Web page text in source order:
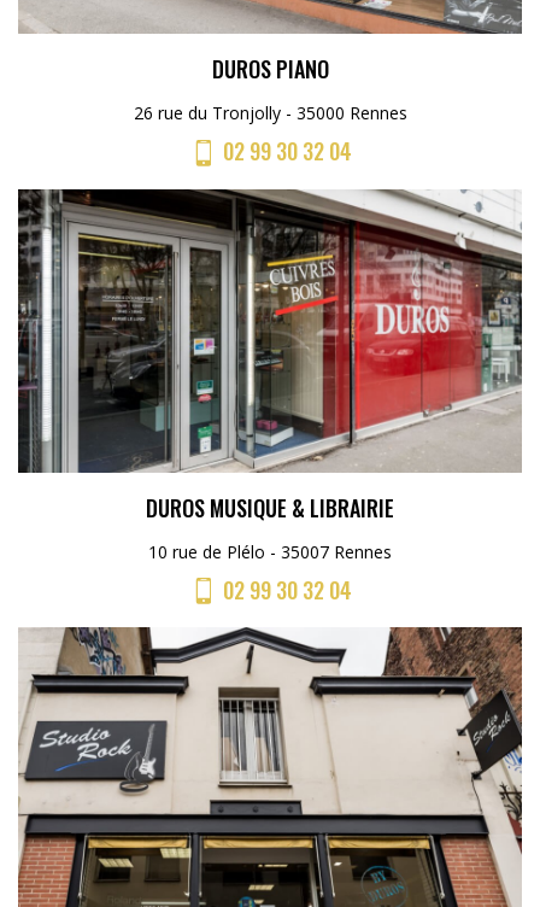
DUROS PIANO
26 rue du Tronjolly - 35000 Rennes
02 99 30 32 04
DUROS MUSIQUE & LIBRAIRIE
10 rue de Plélo - 35007 Rennes
02 99 30 32 04